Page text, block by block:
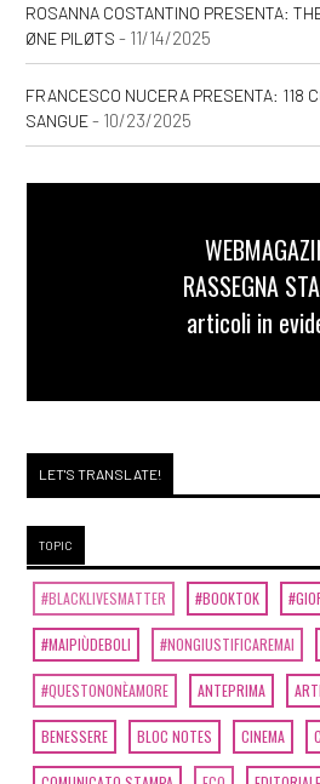
ROSANNA COSTANTINO PRESENTA:
ØNE PILØTS - 11/14/2025
FRANCESCO NUCERA PRESENTA: 118
SANGUE- 10/23/2025
RASSEGNA
articoli in
LET'S TRANSLATE!
TOPIC
#BLACKLIVESMATTER #BOOKTOK
#MAIPIÙDEBOLI #NONGIUSTIFICAREMAI
#QUESTONONÈAMORE ANTEPRIMA
BENESSERE BLOC NOTES CINEMA